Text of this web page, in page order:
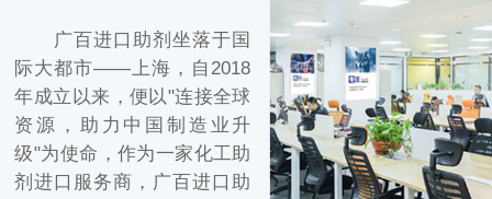
广百进口助剂坐落于国
际大都市——上海，自2018
年成立以来，便以"连接全球
资源，助力中国制造业升
级"为使命，作为一家化工助
剂进口服务商，广百进口助